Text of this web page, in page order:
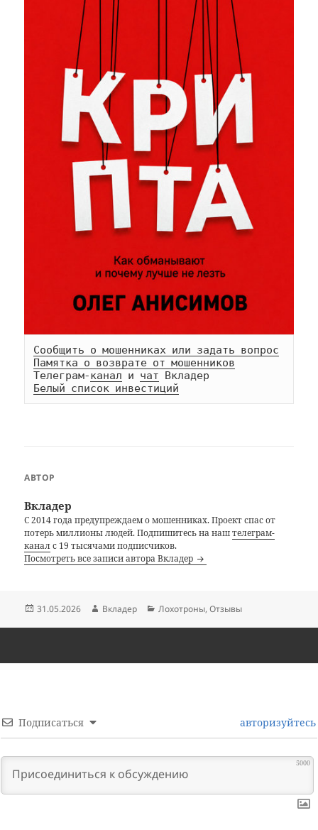
Сообщить о мошенниках или задать вопрос
Памятка о возврате от мошенников
Телеграм-канал и чат
Белый список инвестиций
АВТОР
Вкладер
С 2014 года предупреждаем о мошенниках. Проект спас от
потерь миллионы людей. Подпишитесь на наштелеграм-
каналс 19 тысячами подписчиков.
Посмотреть все записи автора Вкладер
Опубликовано
31.05.2026 Автор
Вкладер Рубрики
Лохотроны,Отзывы
Подписаться авторизуйтесь
5000